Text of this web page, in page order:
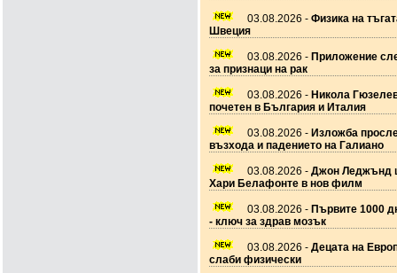
03.08.2026 - Физика на
Швеция
03.08.2026 - Приложение
за признаци на рак
03.08.2026 - Никола
почетен в България и Италия
03.08.2026 - Изложба
възхода и падението на Галиано
03.08.2026 - Джон Леджънд
Хари Белафонте в нов филм
03.08.2026 - Първите 1000
- ключ за здрав мозък
03.08.2026 - Децата на
слаби физически